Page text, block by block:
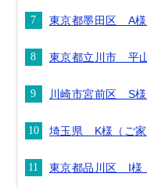
東京都墨田区 A様
東京都立川市 平
川崎市宮前区 S様
埼玉県 K様（ご家
東京都品川区 I様